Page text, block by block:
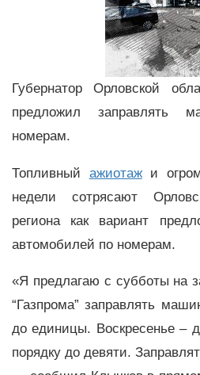
Губернатор Орловской
предложил заправлять
номерам.
Топливный ажиотажи
недели сотрясают
региона как вариант
автомобилей по номерам.
«Я предлагаю с субботы на
“Газпрома” заправлять
до единицы. Воскресенье –
порядку до девяти.